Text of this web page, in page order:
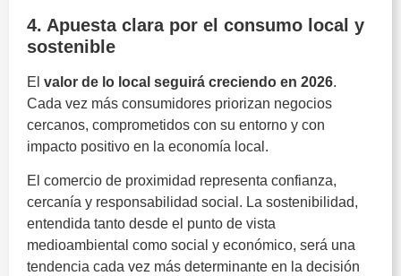
4. Apuesta clara por el consumo local y
sostenible
El valor de lo local seguirá creciendo en 2026.
Cada vez más consumidores priorizan negocios
cercanos, comprometidos con su entorno y con
impacto positivo en la economía local.
El comercio de proximidad representa confianza,
cercanía y responsabilidad social. La sostenibilidad,
entendida tanto desde el punto de vista
medioambiental como social y económico, será una
tendencia cada vez más determinante en la decisión